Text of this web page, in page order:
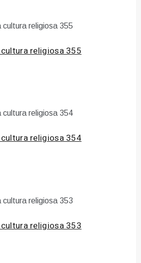
religiosa 355
religiosa 354
religiosa 353